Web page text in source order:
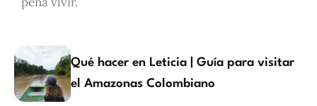
Qué hacer en Leticia | Guía para visitar
el Amazonas Colombiano